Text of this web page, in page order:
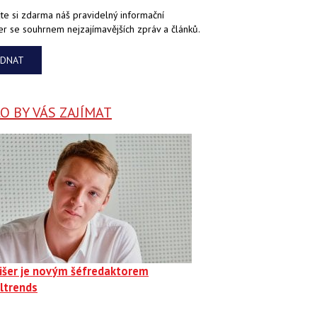
si zdarma náš pravidelný informační
se souhrnem nejzajímavějších zpráv a článků.
BY VÁS ZAJÍMAT
je novým šéfredaktorem